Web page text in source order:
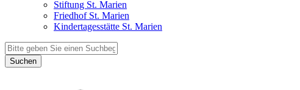
Stiftung St. Marien
Friedhof St. Marien
Kindertagesstätte St. Marien
Suchen